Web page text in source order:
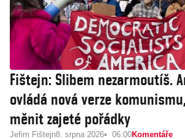
Fištejn: Slibem nezarmoutíš.
ovládá nová verze
měnit zajeté pořádky
Jefim Fištejn8. srpna 2026 06:00Komentáře